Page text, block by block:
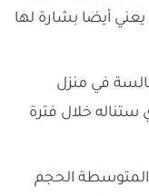
أيضا بشارة لها
في منزل
ستناله خلال فترة
المتوسطة الحجم